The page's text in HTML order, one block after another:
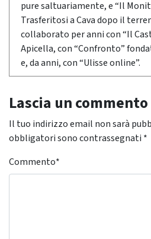
pure saltuariamente, e “Il
Trasferitosi a Cava dopo il
collaborato per anni con “Il
Apicella, con “Confronto”
e, da anni, con “Ulisse online”.
Lascia un commento
Il tuo indirizzo email non sarà
obbligatori sono contrassegnati *
Commento*